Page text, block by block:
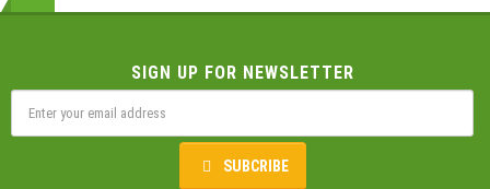
SIGN UP FOR NEWSLETTER
SUBCRIBE